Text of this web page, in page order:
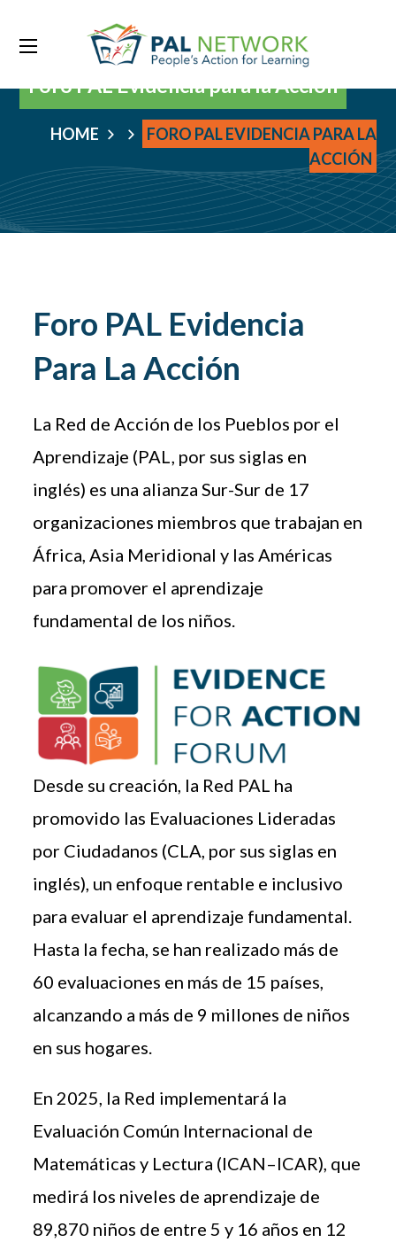
Foro PAL Evidencia para la Acción
HOME
FORO PAL EVIDENCIA PARA LA
ACCIÓN
Foro PAL Evidencia
Para La Acción
La Red de Acción de los Pueblos por el
Aprendizaje (PAL, por sus siglas en
inglés) es una alianza Sur-Sur de 17
organizaciones miembros que trabajan en
África, Asia Meridional y las Américas
para promover el aprendizaje
fundamental de los niños.
Desde su creación, la Red PAL ha
promovido las Evaluaciones Lideradas
por Ciudadanos (CLA, por sus siglas en
inglés), un enfoque rentable e inclusivo
para evaluar el aprendizaje fundamental.
Hasta la fecha, se han realizado más de
60 evaluaciones en más de 15 países,
alcanzando a más de 9 millones de niños
en sus hogares.
En 2025, la Red implementará la
Evaluación Común Internacional de
Matemáticas y Lectura (ICAN–ICAR), que
medirá los niveles de aprendizaje de
89,870 niños de entre 5 y 16 años en 12